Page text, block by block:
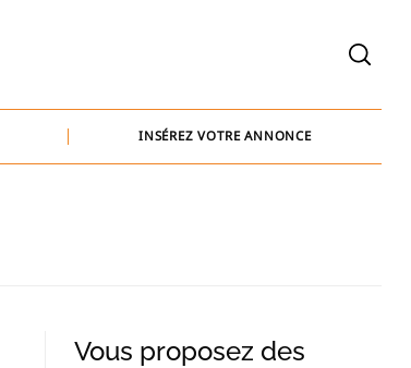
INSÉREZ VOTRE ANNONCE
bernard@baammedia.be
jennifer@baammedia.be
Vous proposez des